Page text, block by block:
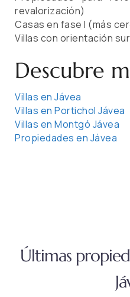
revalorización)
Casas en fase I (más
Villas con orientación sur
Descubre
Villas en Jávea
Villas en Portichol Jávea
Villas en Montgó Jávea
Propiedades en Jávea
Últimas